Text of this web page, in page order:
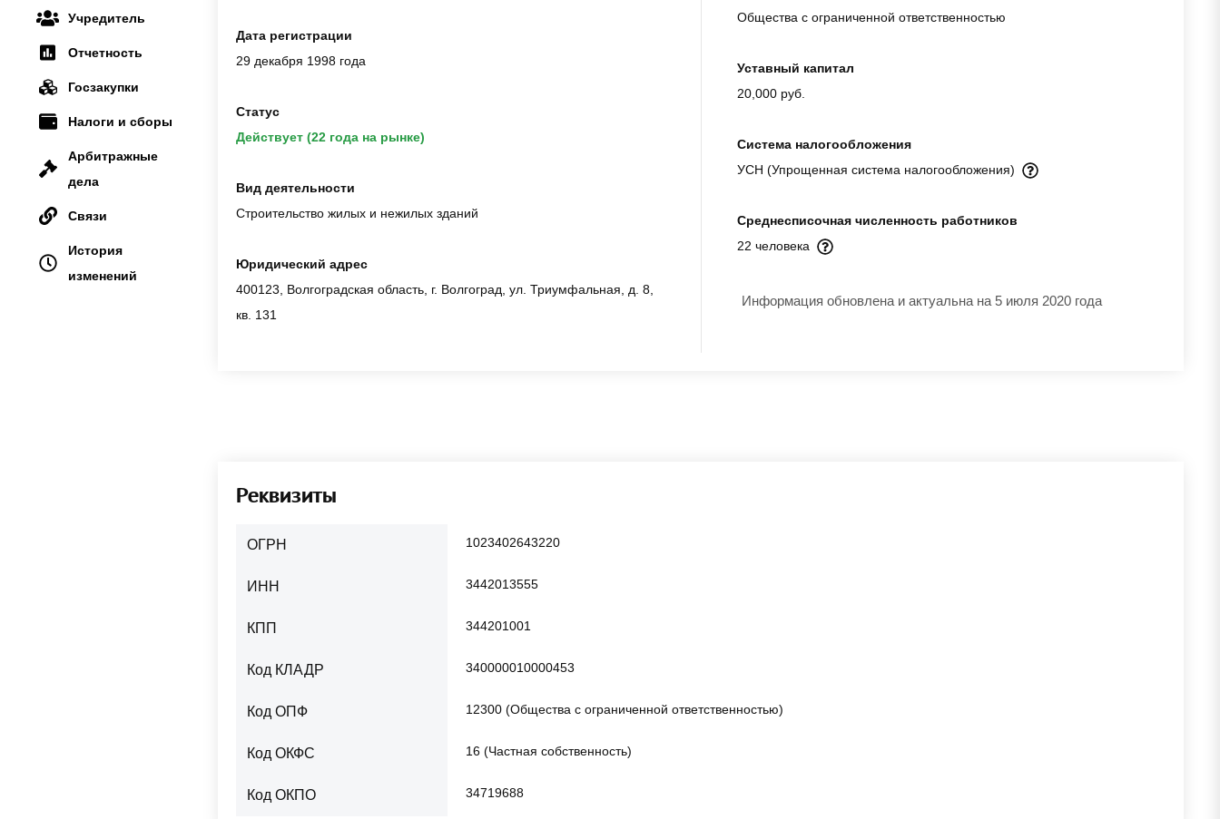
Учредитель
Отчетность
Госзакупки
Налоги и сборы
Арбитражные
дела
Связи
История
изменений
Дата регистрации
29 декабря 1998 года
Статус
Действует (22 года на рынке)
Вид деятельности
Строительство жилых и нежилых зданий
Юридический адрес
400123, Волгоградская область, г. Волгоград, ул. Триумфальная, д. 8,
кв. 131
Общества с ограниченной ответственностью
Уставный капитал
20,000 руб.
Система налогообложения
УСН (Упрощенная система налогообложения)
Среднесписочная численность работников
22 человека
Информация обновлена и актуальна на 5 июля 2020 года
Реквизиты
ОГРН 1023402643220
ИНН 3442013555
КПП 344201001
Код КЛАДР 340000010000453
Код ОПФ 12300 (Общества с ограниченной ответственностью)
Код ОКФС 16 (Частная собственность)
Код ОКПО 34719688